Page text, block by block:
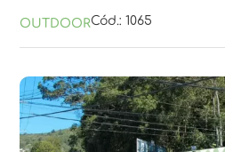
OUTDOORCód.: 1065